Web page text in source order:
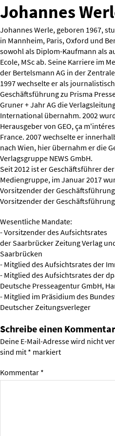
Johannes
Johannes Werle, geboren 1967,
in Mannheim, Paris, Oxford und
sowohl als Diplom-Kaufmann als
Ecole, MSc ab. Seine Karriere im
der Bertelsmann AG in der
1997 wechselte er als
Geschäftsführung zu Prisma
Gruner + Jahr AG die
International übernahm. 2002
Herausgeber von GEO, ça
France. 2007 wechselte er
nach Wien, hier übernahm er die
Verlagsgruppe NEWS GmbH.
Seit 2012 ist er Geschäftsführer
Mediengruppe, im Januar 2017
Vorsitzender der
Vorsitzender der
Wesentliche Mandate:
- Vorsitzender des Aufsichtsrates
der Saarbrücker Zeitung Verlag
Saarbrücken
- Mitglied des Aufsichtsrates der
- Mitglied des Aufsichtsrates der
Deutsche Presseagentur GmbH,
- Mitglied im Präsidium des
Deutscher Zeitungsverleger
Schreibe einen Kommentar
Deine E-Mail-Adresse wird nicht
sind mit * markiert
Kommentar *